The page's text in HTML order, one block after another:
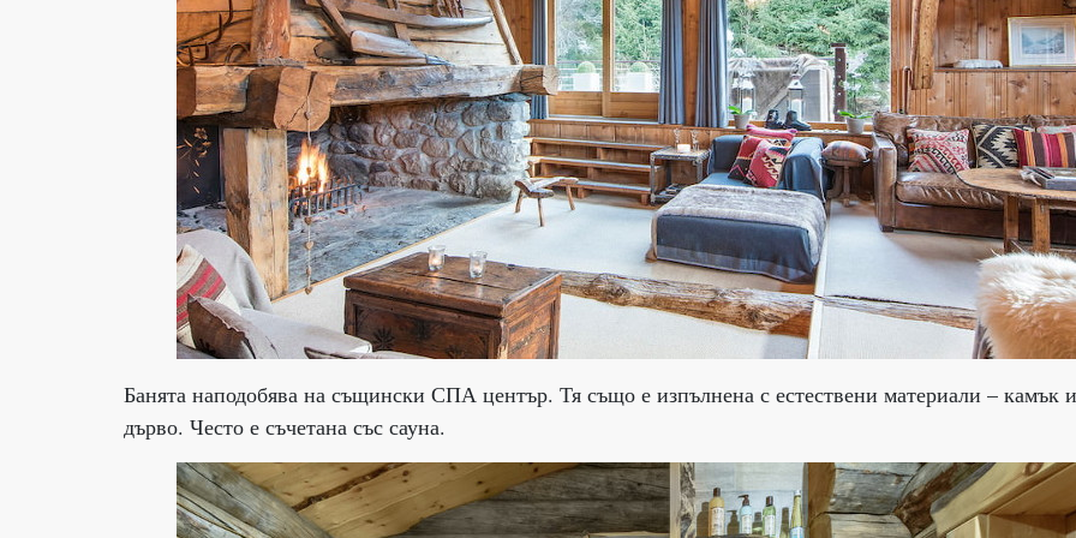
Банята наподобява на същински СПА център. Тя също е изпълнена с естествени материали – камък и
дърво. Често е съчетана със сауна.